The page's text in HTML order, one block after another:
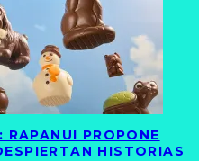
PROPONE
HISTORIAS